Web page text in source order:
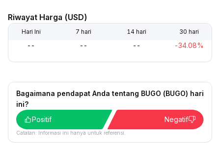
Riwayat Harga (USD)
Hari Ini 7 hari 14 hari 30 hari
-- -- -- -34.08%
Bagaimana pendapat Anda tentang BUGO (BUGO) hari
ini?
Positif
Negatif
Catatan: Informasi ini hanya untuk referensi.